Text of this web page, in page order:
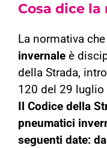
Cosa dice
La normativa
invernaleè
della Strada,
120 del 29 luglio
Il Codice della
pneumatici
seguenti date: